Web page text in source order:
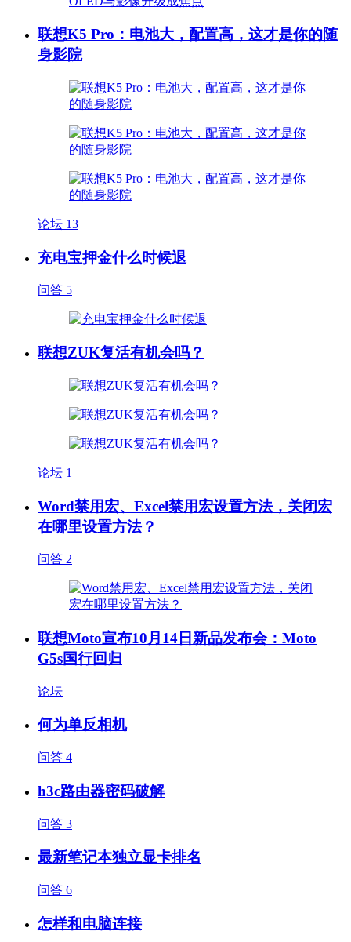
联想K5 Pro：电池大，配置高，这才是你的随
身影院
论坛 13
充电宝押金什么时候退
问答 5
联想ZUK复活有机会吗？
论坛 1
Word禁用宏、Excel禁用宏设置方法，关闭宏
在哪里设置方法？
问答 2
联想Moto宣布10月14日新品发布会：Moto
G5s国行回归
论坛
何为单反相机
问答 4
h3c路由器密码破解
问答 3
最新笔记本独立显卡排名
问答 6
怎样和电脑连接